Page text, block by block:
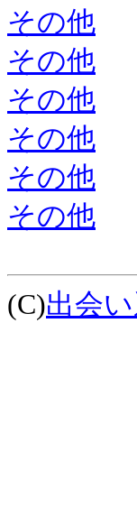
その他
その他
その他
その他
その他
その他
(C)出会